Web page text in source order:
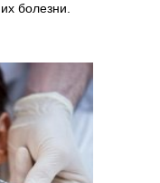
болезни.